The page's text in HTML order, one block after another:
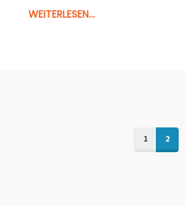
Erscheinungsbild. Der
WEITERLESEN...
1 2